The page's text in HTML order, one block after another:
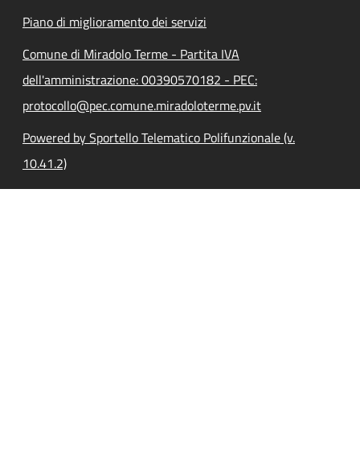
Piano di miglioramento dei servizi
Comune di Miradolo Terme - Partita IVA
dell'amministrazione: 00390570182 - PEC:
protocollo@pec.comune.miradoloterme.pv.it
Powered by Sportello Telematico Polifunzionale (v.
10.41.2)